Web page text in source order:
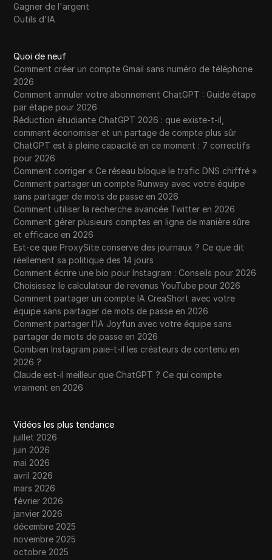
Gagner de l'argent
Outils d'IA
Quoi de neuf
Comment créer un compte Gmail sans numéro de téléphone
2026
Comment annuler votre abonnement ChatGPT : Guide étape
par étape pour 2026
Réduction étudiante ChatGPT 2026 : que existe-t-il,
comment économiser et un partage de compte plus sûr
ChatGPT est à pleine capacité en ce moment : 7 correctifs
pour 2026
Comment corriger « Ce réseau bloque le trafic DNS chiffré »
Comment partager un compte Runway avec votre équipe
sans partager de mots de passe en 2026
Comment utiliser la recherche avancée Twitter en 2026
Comment gérer plusieurs comptes en ligne de manière sûre
et efficace en 2026
Est-ce que ProxySite conserve des journaux ? Ce que dit
réellement sa politique des 14 jours
Comment écrire une bio pour Instagram : Conseils pour 2026
Choisissez le calculateur de revenus YouTube pour 2026
Comment partager un compte IA CreaShort avec votre
équipe sans partager de mots de passe en 2026
Comment partager l’IA Joyfun avec votre équipe sans
partager de mots de passe en 2026
Combien Instagram paie-t-il les créateurs de contenu en
2026 ?
Claude est-il meilleur que ChatGPT ? Ce qui compte
vraiment en 2026
Vidéos les plus tendance
juillet 2026
juin 2026
mai 2026
avril 2026
mars 2026
février 2026
janvier 2026
décembre 2025
novembre 2025
octobre 2025